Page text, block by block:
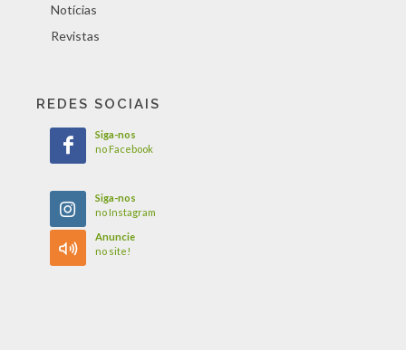
Notícias
Revistas
REDES SOCIAIS
Siga-nos
no Facebook
Siga-nos
no Instagram
Anuncie
no site!